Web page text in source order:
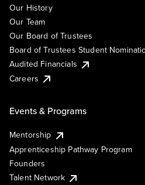
Our History
Our Team
Our Board of Trustees
Board of Trustees Student
Audited Financials
Careers
Events & Programs
Mentorship
Apprenticeship Pathway Program
Founders
Talent Network